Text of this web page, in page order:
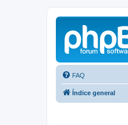
FAQ
Índice general